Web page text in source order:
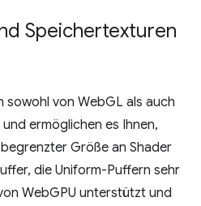
Speichertexturen
sowohl von WebGL als auch
ermöglichen es Ihnen,
Größe an Shader
die Uniform-Puffern sehr
WebGPU unterstützt und